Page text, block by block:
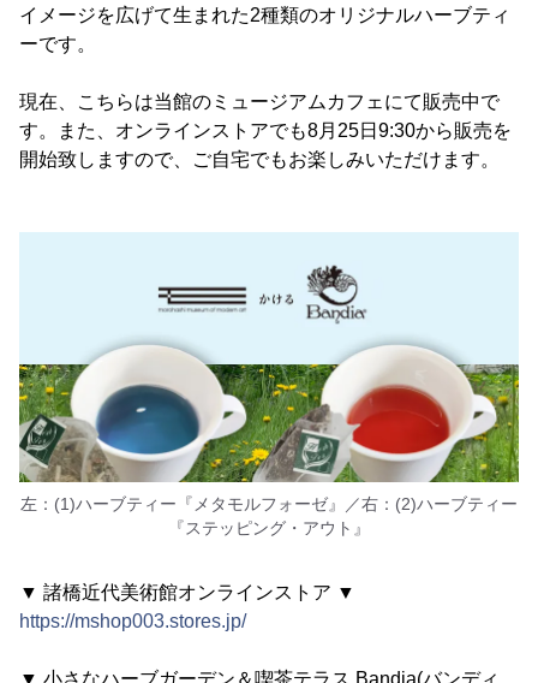
イメージを広げて生まれた2種類のオリジナルハーブティ
ーです。
現在、こちらは当館のミュージアムカフェにて販売中で
す。また、オンラインストアでも8月25日9:30から販売を
開始致しますので、ご自宅でもお楽しみいただけます。
左：(1)ハーブティー『メタモルフォーゼ』／右：(2)ハーブティー
『ステッピング・アウト』
▼ 諸橋近代美術館オンラインストア ▼
https://mshop003.stores.jp/
▼ 小さなハーブガーデン＆喫茶テラス Bandia(バンディ